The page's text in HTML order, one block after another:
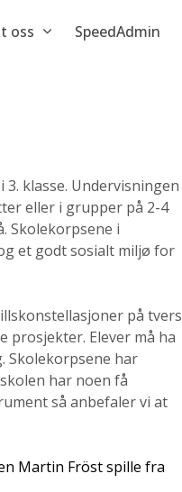
oss SpeedAdmin
klasse. Undervisningen
eller i grupper på 2-4
Skolekorpsene i
et godt sosialt miljø for
på tvers
Elever må ha
Skolekorpsene har
har noen få
så anbefaler vi at
Martin Fröst spille fra